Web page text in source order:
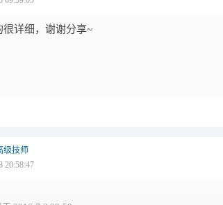
详细，谢谢分享~
级技师
20:58:47